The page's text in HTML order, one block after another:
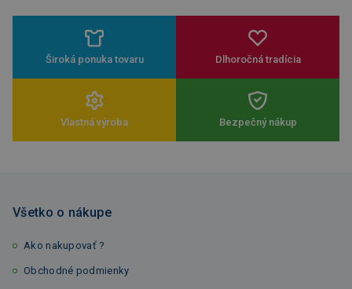
Široká ponuka tovaru Dlhoročná tradícia
Vlastná výroba Bezpečný nákup
Všetko o nákupe
Ako nakupovať ?
Obchodné podmienky